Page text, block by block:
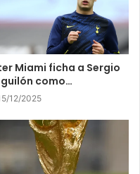
Miami ficha a Sergio
como…
12/2025